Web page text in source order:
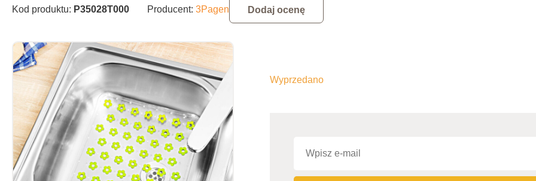
Kod produktu: P35028T000 Producent: 3Pagen Dodaj ocenę
Wyprzedano